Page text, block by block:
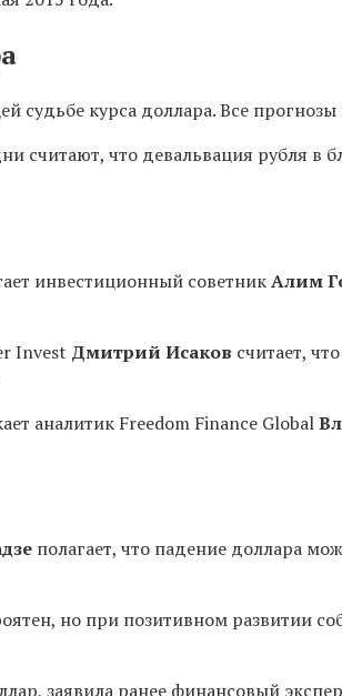
судьбе курса доллара. Все
считают, что девальвация рубля в
инвестиционный советникАлим
Invest Дмитрий Исаков считает,
аналитик Freedom Finance Global
полагает, что падение доллара
но при позитивном развитии
, заявила ранее финансовый